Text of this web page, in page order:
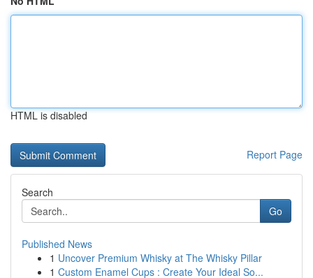
HTML is disabled
Report Page
Search
Go
Published News
1 Uncover Premium Whisky at The Whisky Pillar
1 Custom Enamel Cups : Create Your Ideal So...